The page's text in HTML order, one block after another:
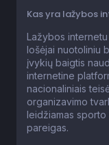
Kas yra lažybos
Lažybos
lošėjai nuotoliniu
įvykių baigtis
internetine
nacionaliniais
organizavimo
leidžiamas
pareigas.